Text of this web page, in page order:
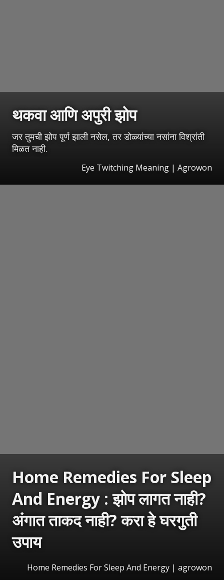
थकवा आणि अपुरी झोप
जर तुमची झोप पूर्ण झाली नसेल, तर डोळ्यांच्या नसांना विश्रांती
मिळत नाही.
Eye Twitching Meaning | Agrowon
Home Remedies For Sleep
And Energy : झोप लागत नाही?
अंगात ताकद नाही? करा हे घरगुती
उपाय
Home Remedies For Sleep And Energy | agrowon